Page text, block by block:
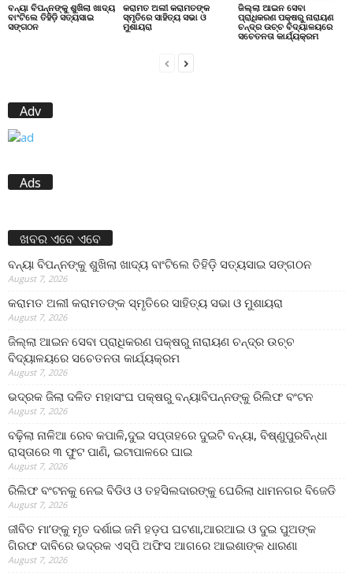
ବନ୍ୟା ବିପନ୍ନଙ୍କୁ ଶୁଖିଲା ଖାଦ୍ୟ
ବାଂଟିଲେ ତିହିଡି଼ ସତ୍ୟସାଇ
ସଙ୍ଗଠନ
କରାମତ ଅଲୀ କରାମତଙ୍କ
ସ୍ମୃତିରେ ସାହିତ୍ୟ ସଭା ଓ
ମୁଶାୟରା
ଜିଲ୍ଲା ଆଇନ ସେବା
ପ୍ରାଧିକରଣ ପକ୍ଷରୁ ନାରାୟଣ
ଚନ୍ଦ୍ର ଉଚ୍ଚ ବିଦ୍ୟାଳୟରେ
ସଚେତନତା କାର୍ଯ୍ୟକ୍ରମ
Adv
Ads
ଖବର ଏବେ ଏବେ
ବନ୍ୟା ବିପନ୍ନଙ୍କୁ ଶୁଖିଲା ଖାଦ୍ୟ ବାଂଟିଲେ ତିହିଡି଼ ସତ୍ୟସାଇ ସଙ୍ଗଠନ
August 7, 2026
କରାମତ ଅଲୀ କରାମତଙ୍କ ସ୍ମୃତିରେ ସାହିତ୍ୟ ସଭା ଓ ମୁଶାୟରା
August 7, 2026
ଜିଲ୍ଲା ଆଇନ ସେବା ପ୍ରାଧିକରଣ ପକ୍ଷରୁ ନାରାୟଣ ଚନ୍ଦ୍ର ଉଚ୍ଚ
ବିଦ୍ୟାଳୟରେ ସଚେତନତା କାର୍ଯ୍ୟକ୍ରମ
August 7, 2026
ଭଦ୍ରକ ଜିଲା ଦଳିତ ମହାସଂଘ ପକ୍ଷରୁ ବନ୍ୟାବିପନ୍ନଙ୍କୁ ରିଲିଫ ବଂଟନ
August 7, 2026
ବଢ଼ିଲା ନାଳିଆ ରେବ କପାଳି,ଦୁଇ ସପ୍ତାହରେ ଦୁଇଟି ବନ୍ୟା, ବିଷ୍ଣୁପୁରବିନ୍ଧା
ରାସ୍ତାରେ ୩ ଫୁଟ ପାଣି, ଇଟାପାଳରେ ଘାଇ
August 7, 2026
ରିଲିଫ ବଂଟନକୁ ନେଇ ବିଡିଓ ଓ ତହସିଲଦାରଙ୍କୁ ଘେରିଲା ଧାମନଗର ବିଜେଡି
August 7, 2026
ଜୀବିତ ମା’ଙ୍କୁ ମୃତ ଦର୍ଶାଇ ଜମି ହଡ଼ପ ଘଟଣା,ଆରଆଇ ଓ ଦୁଇ ପୁଅଙ୍କ
ଗିରଫ ଦାବିରେ ଭଦ୍ରକ ଏସ୍‌ପି ଅଫିସ ଆଗରେ ଆଇଶାଙ୍କ ଧାରଣା
August 7, 2026